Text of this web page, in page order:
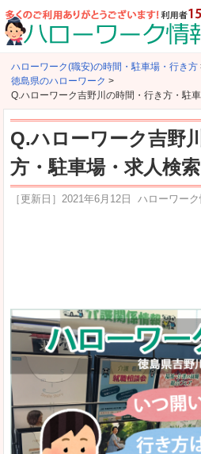
ハローワーク(職安)の時間・駐車場・行き方
徳島県のハローワーク >
Q.ハローワーク吉野川の時間・行き方・駐
Q.ハローワーク吉野
方・駐車場・求人検
［更新日］ 2021年6月12日 ハローワー